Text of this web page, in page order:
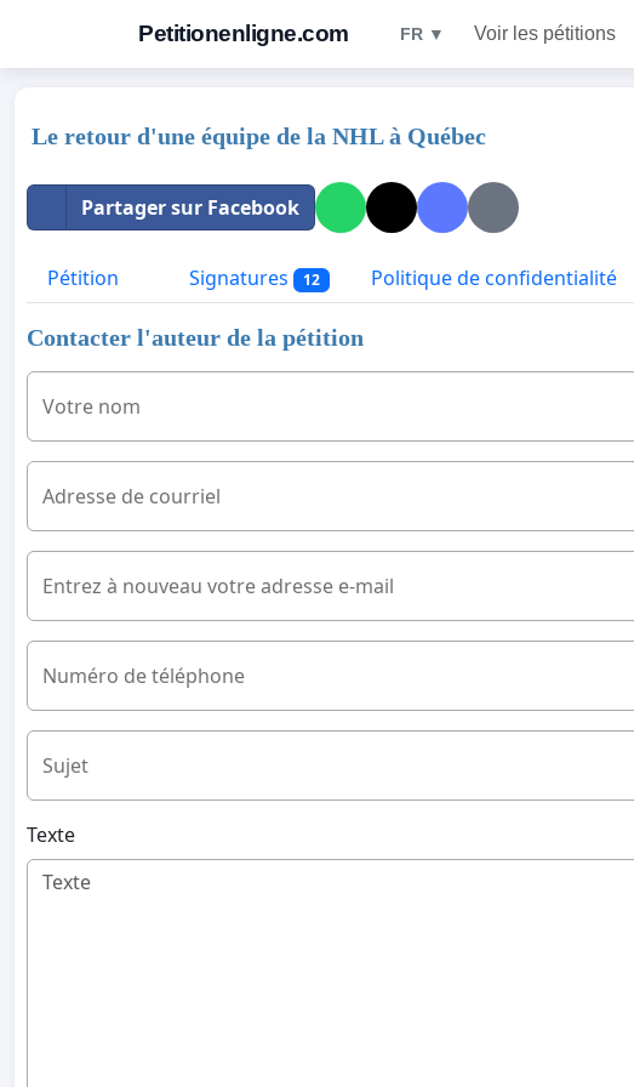
Petitionenligne.com FR ▼ Voir les pétitions
Le retour d'une équipe de la NHL à Québec
Partager sur Facebook
Pétition Signatures 12 Politique de confidentialité
Contacter l'auteur de la pétition
Votre nom
Adresse de courriel
Entrez à nouveau votre adresse e-mail
Numéro de téléphone
Sujet
Texte